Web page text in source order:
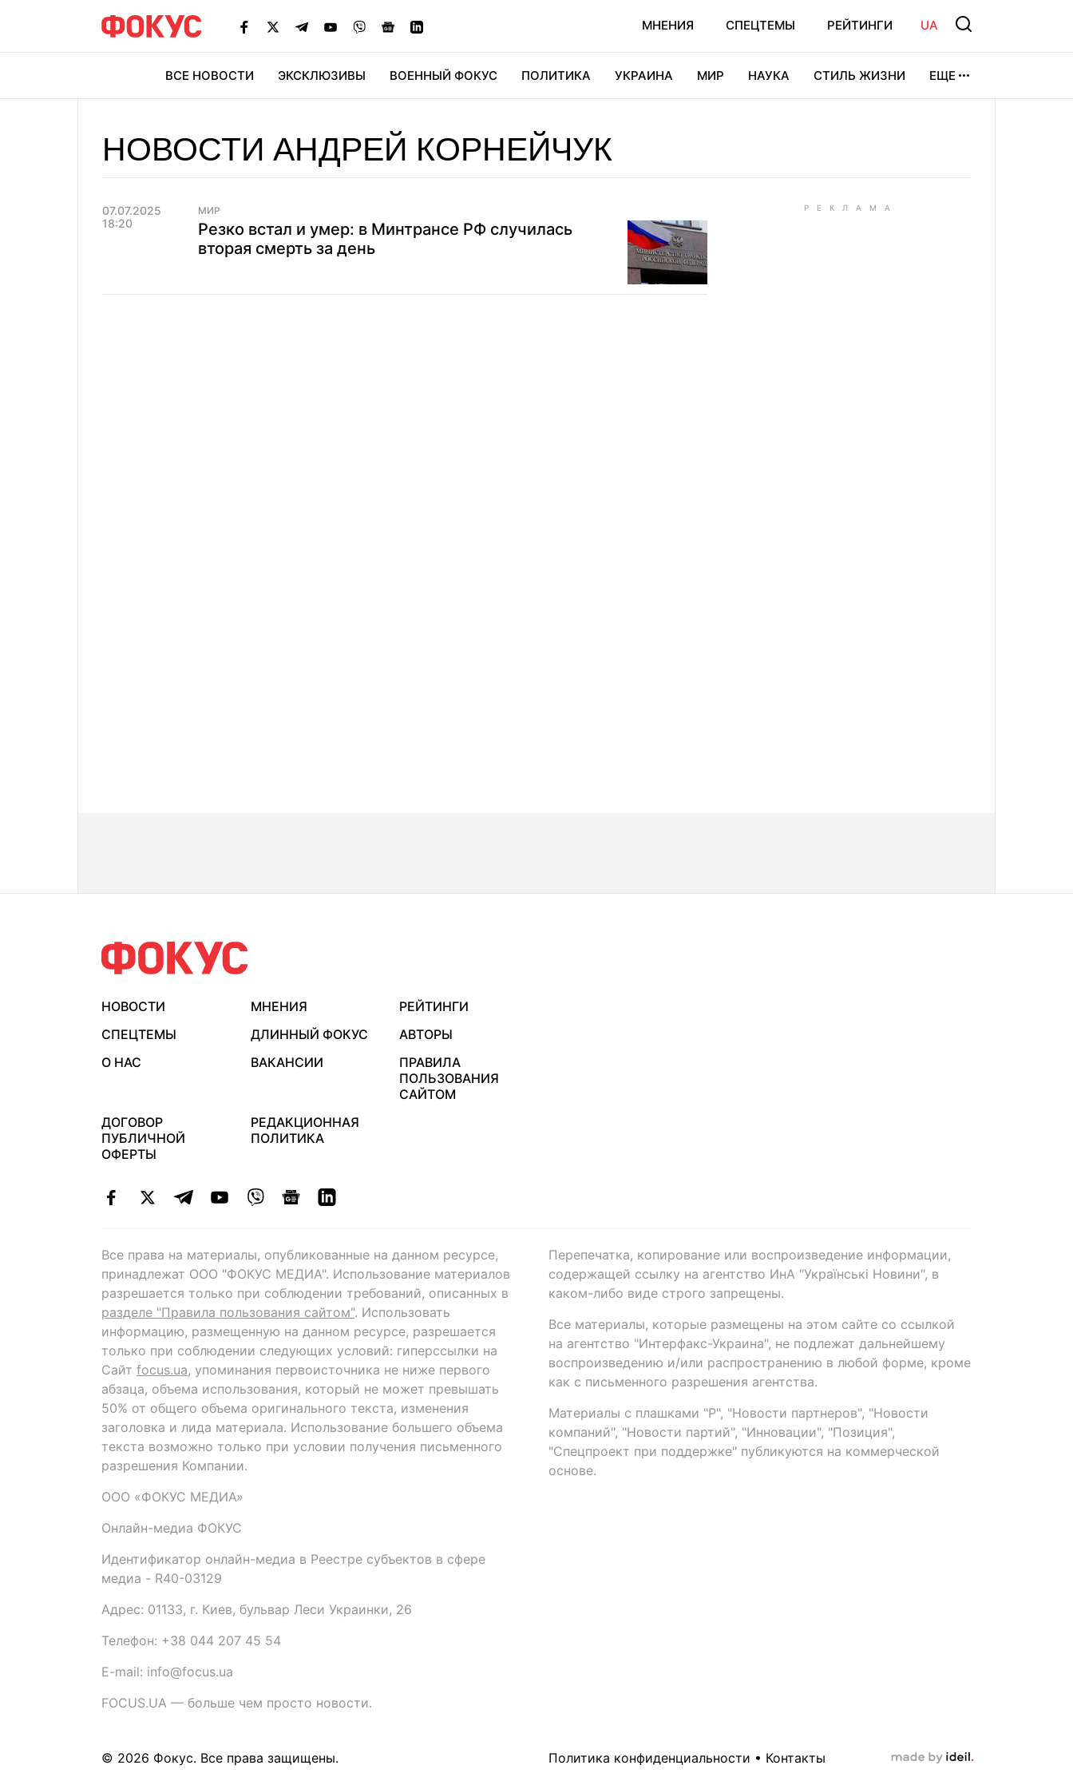
МНЕНИЯ СПЕЦТЕМЫ РЕЙТИНГИ UA
ВСЕ НОВОСТИ ЭКСКЛЮЗИВЫ ВОЕННЫЙ ФОКУС ПОЛИТИКА УКРАИНА МИР НАУКА СТИЛЬ ЖИЗНИ ЕЩЕ
НОВОСТИ АНДРЕЙ КОРНЕЙЧУК
07.07.2025
18:20
МИР
Резко встал и умер: в Минтрансе РФ случилась
вторая смерть за день
НОВОСТИ МНЕНИЯ
РЕЙТИНГИ
СПЕЦТЕМЫ
ДЛИННЫЙ ФОКУС
АВТОРЫ
О НАС
ВАКАНСИИ
ПРАВИЛА
ПОЛЬЗОВАНИЯ
САЙТОМ
ДОГОВОР
ПУБЛИЧНОЙ
ОФЕРТЫ
РЕДАКЦИОННАЯ
ПОЛИТИКА
Все права на материалы, опубликованные на данном ресурсе,
принадлежат ООО "ФОКУС МЕДИА". Использование материалов
разрешается только при соблюдении требований, описанных в
разделе "Правила пользования сайтом". Использовать
информацию, размещенную на данном ресурсе, разрешается
только при соблюдении следующих условий: гиперссылки на
Сайт focus.ua, упоминания первоисточника не ниже первого
абзаца, объема использования, который не может превышать
50% от общего объема оригинального текста, изменения
заголовка и лида материала. Использование большего объема
текста возможно только при условии получения письменного
разрешения Компании.
ООО «ФОКУС МЕДИА»
Онлайн-медиа ФОКУС
Идентификатор онлайн-медиа в Реестре субъектов в сфере
медиа - R40-03129
Адрес: 01133, г. Киев, бульвар Леси Украинки, 26
Телефон: +38 044 207 45 54
E-mail: info@focus.ua
FOCUS.UA — больше чем просто новости.
Перепечатка, копирование или воспроизведение информации,
содержащей ссылку на агентство ИнА "Українські Новини", в
каком-либо виде строго запрещены.
Все материалы, которые размещены на этом сайте со ссылкой
на агентство "Интерфакс-Украина", не подлежат дальнейшему
воспроизведению и/или распространению в любой форме, кроме
как с письменного разрешения агентства.
Материалы с плашками "Р", "Новости партнеров", "Новости
компаний", "Новости партий", "Инновации", "Позиция",
"Спецпроект при поддержке" публикуются на коммерческой
основе.
© 2026 Фокус. Все права защищены. Политика конфиденциальности • Контакты